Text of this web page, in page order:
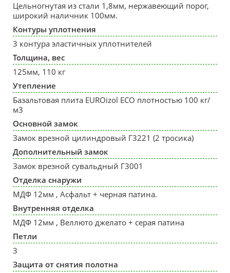
Цельногнутая из стали 1,8мм, нержавеющий порог,
широкий наличник 100мм.
Контуры уплотнения
3 контура эластичных уплотнителей
Толщина, вес
125мм, 110 кг
Утепление
Базальтовая плита EUROizol ECO плотностью 100 кг/
м3
Основной замок
Замок врезной цилиндровый Г3221 (2 тросика)
Дополнительный замок
Замок врезной сувальдный Г3001
Отделка снаружи
МДФ 12мм , Асфальт + черная патина.
Внутренняя отделка
МДФ 12мм , Веллюто джелато + серая патина
Петли
3
Защита от снятия полотна